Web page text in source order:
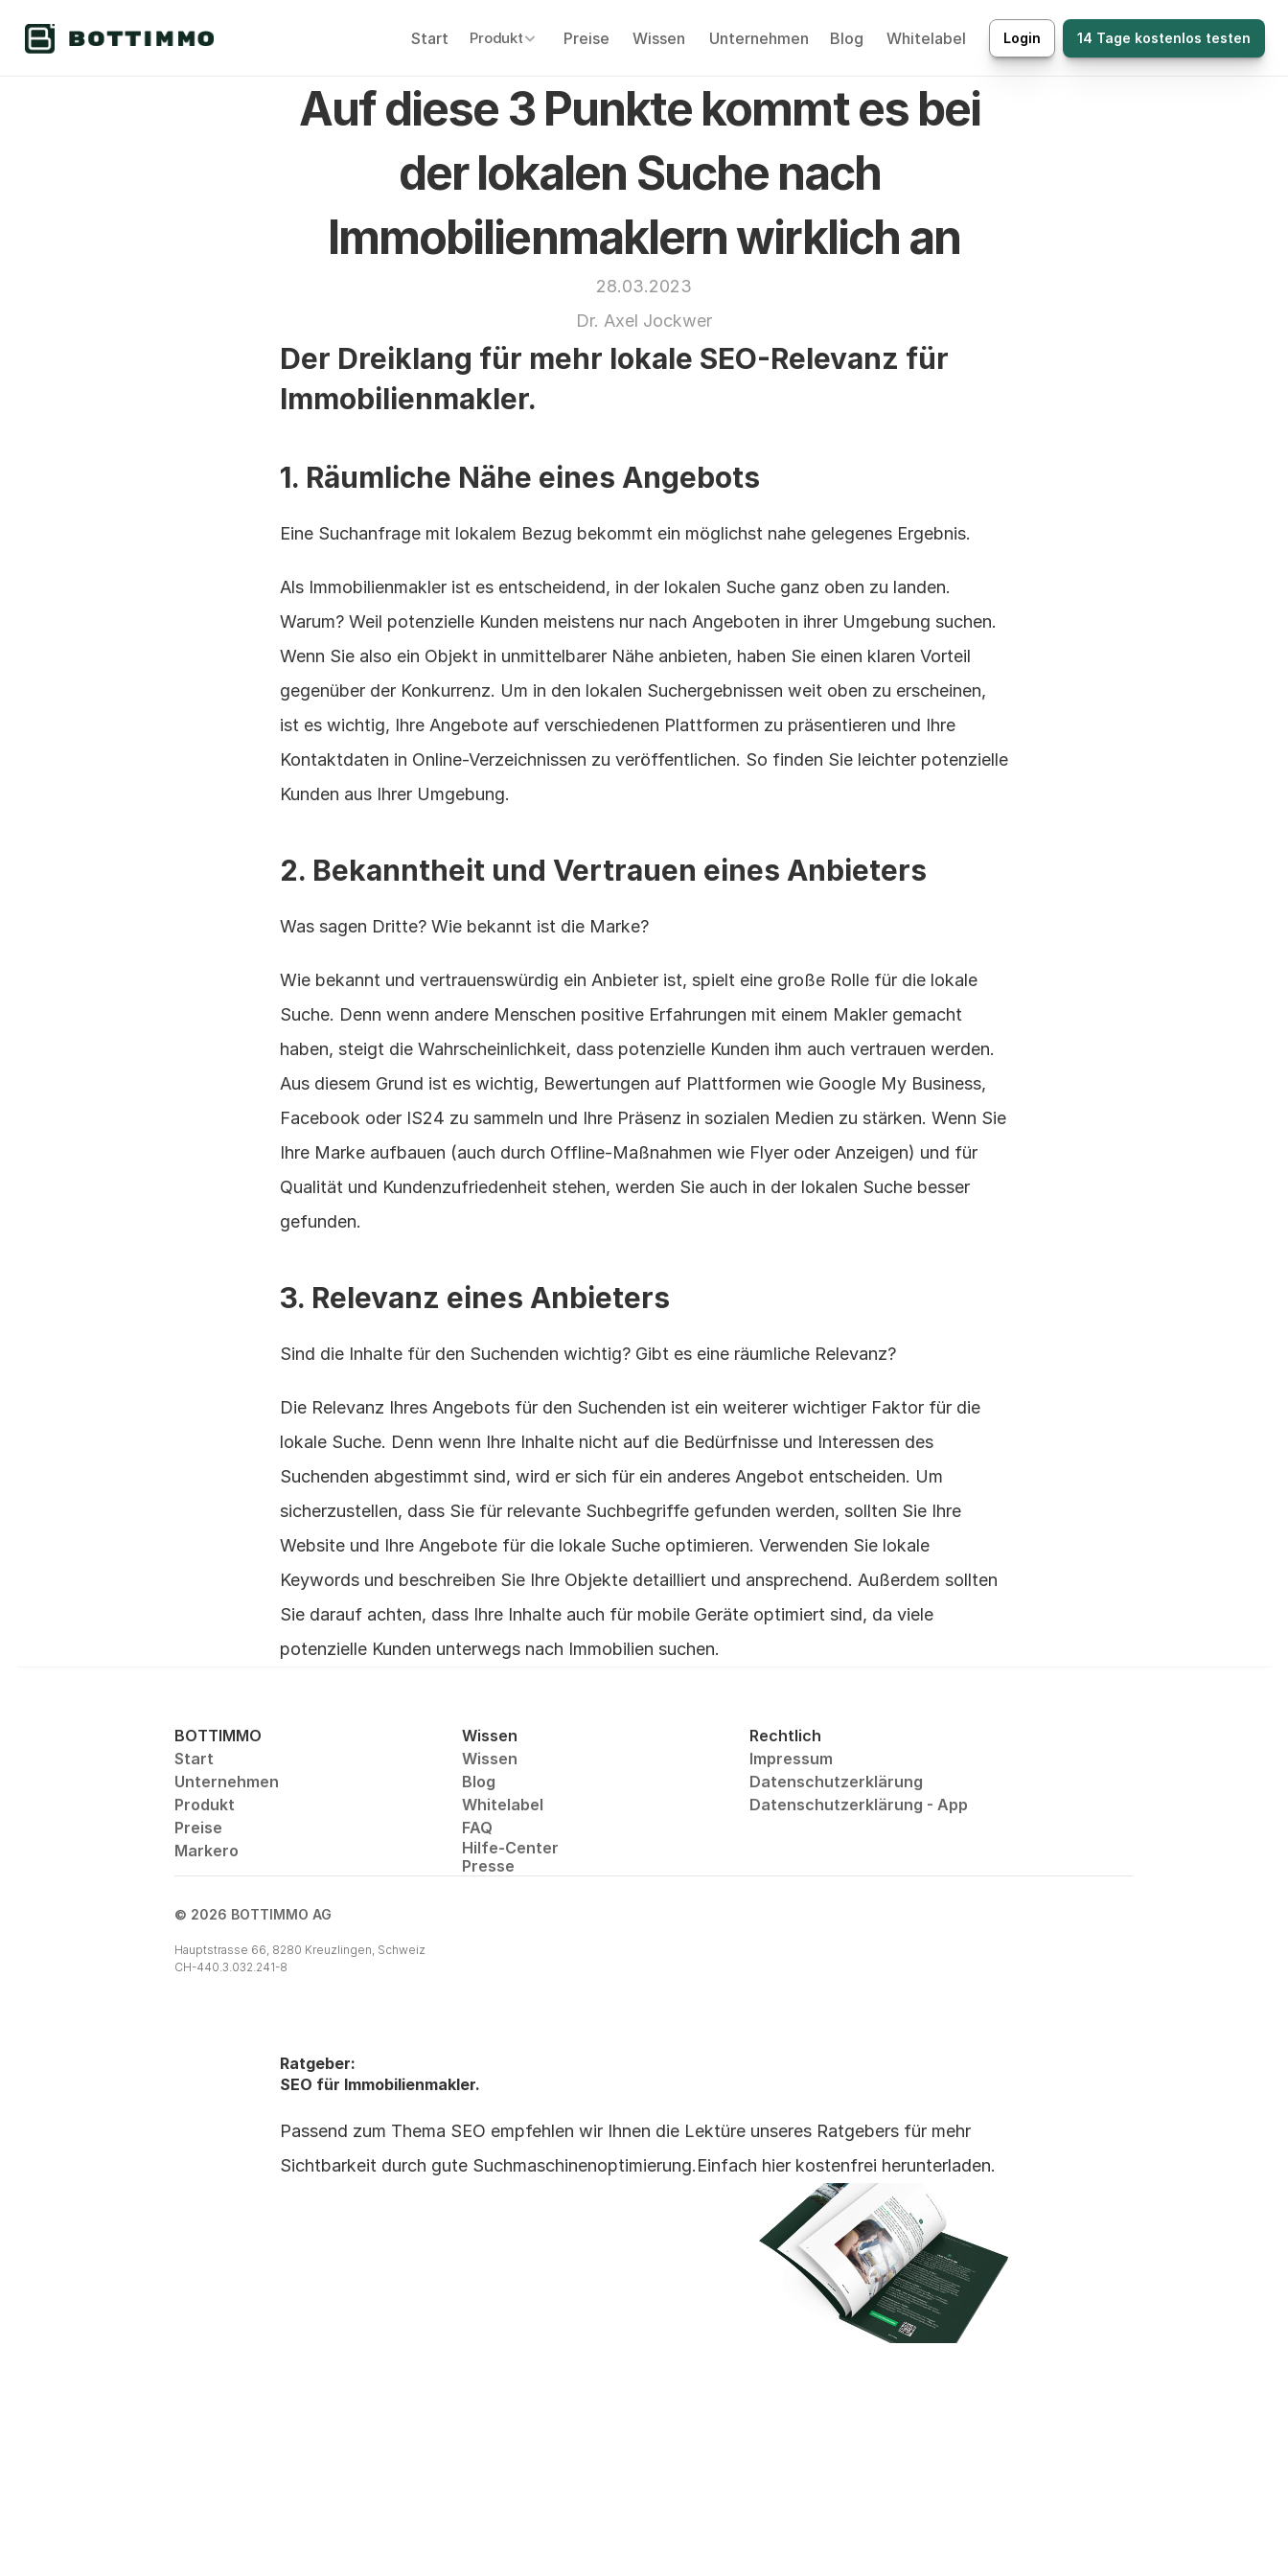
Start Produkt Preise Wissen
Produkt Unternehmen Blog Whitelabel Login 14 Tage kostenlos testen
Auf diese 3 Punkte kommt es bei
der lokalen Suche nach
Immobilienmaklern wirklich an
28.03.2023
Dr. Axel Jockwer
Der Dreiklang für mehr lokale SEO-Relevanz für
Immobilienmakler.
1. Räumliche Nähe eines Angebots
Eine Suchanfrage mit lokalem Bezug bekommt ein möglichst nahe gelegenes Ergebnis.
Als Immobilienmakler ist es entscheidend, in der lokalen Suche ganz oben zu landen.
Warum? Weil potenzielle Kunden meistens nur nach Angeboten in ihrer Umgebung suchen.
Wenn Sie also ein Objekt in unmittelbarer Nähe anbieten, haben Sie einen klaren Vorteil
gegenüber der Konkurrenz. Um in den lokalen Suchergebnissen weit oben zu erscheinen,
ist es wichtig, Ihre Angebote auf verschiedenen Plattformen zu präsentieren und Ihre
Kontaktdaten in Online-Verzeichnissen zu veröffentlichen. So finden Sie leichter potenzielle
Kunden aus Ihrer Umgebung.
2. Bekanntheit und Vertrauen eines Anbieters
Was sagen Dritte? Wie bekannt ist die Marke?
Wie bekannt und vertrauenswürdig ein Anbieter ist, spielt eine große Rolle für die lokale
Suche. Denn wenn andere Menschen positive Erfahrungen mit einem Makler gemacht
haben, steigt die Wahrscheinlichkeit, dass potenzielle Kunden ihm auch vertrauen werden.
Aus diesem Grund ist es wichtig, Bewertungen auf Plattformen wie Google My Business,
Facebook oder IS24 zu sammeln und Ihre Präsenz in sozialen Medien zu stärken. Wenn Sie
Ihre Marke aufbauen (auch durch Offline-Maßnahmen wie Flyer oder Anzeigen) und für
Qualität und Kundenzufriedenheit stehen, werden Sie auch in der lokalen Suche besser
gefunden.
3. Relevanz eines Anbieters
Sind die Inhalte für den Suchenden wichtig? Gibt es eine räumliche Relevanz?
Die Relevanz Ihres Angebots für den Suchenden ist ein weiterer wichtiger Faktor für die
lokale Suche. Denn wenn Ihre Inhalte nicht auf die Bedürfnisse und Interessen des
Suchenden abgestimmt sind, wird er sich für ein anderes Angebot entscheiden. Um
sicherzustellen, dass Sie für relevante Suchbegriffe gefunden werden, sollten Sie Ihre
Website und Ihre Angebote für die lokale Suche optimieren. Verwenden Sie lokale
Keywords und beschreiben Sie Ihre Objekte detailliert und ansprechend. Außerdem sollten
Sie darauf achten, dass Ihre Inhalte auch für mobile Geräte optimiert sind, da viele
potenzielle Kunden unterwegs nach Immobilien suchen.
BOTTIMMO
Start
Unternehmen
Produkt
Preise
Markero
Wissen
Wissen
Blog
Whitelabel
FAQ
Hilfe-Center
Presse
Rechtlich
Impressum
Datenschutzerklärung
Datenschutzerklärung - App
© 2026 BOTTIMMO AG
Hauptstrasse 66, 8280 Kreuzlingen, Schweiz
CH-440.3.032.241-8
Ratgeber:
SEO für Immobilien­makler.
Passend zum Thema SEO empfehlen wir Ihnen die Lektüre unseres Ratgebers für mehr
Sichtbarkeit durch gute Suchmaschinenoptimierung.Einfach hier kostenfrei herunterladen.